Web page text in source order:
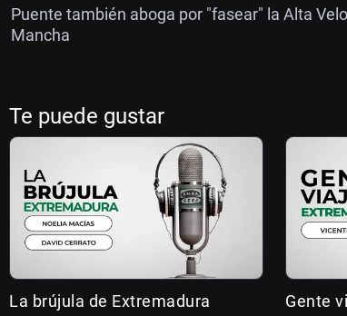
Puente también aboga por "fasear" la Alta
Mancha
Te puede gustar
La brújula de Extremadura Gente